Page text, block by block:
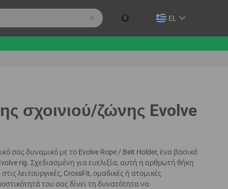
0 EL
σχοινιού/ζώνης Evolve
σας δυναμικό με το Evolve Rope / Belt Holder, ένα βασικό
rig. Σχεδιασμένη για ευελιξία, αυτή η αρθρωτή θήκη
λειτουργικές, CrossFit, ομαδικές ή ατομικές
του σας δίνει τη δυνατότητα να